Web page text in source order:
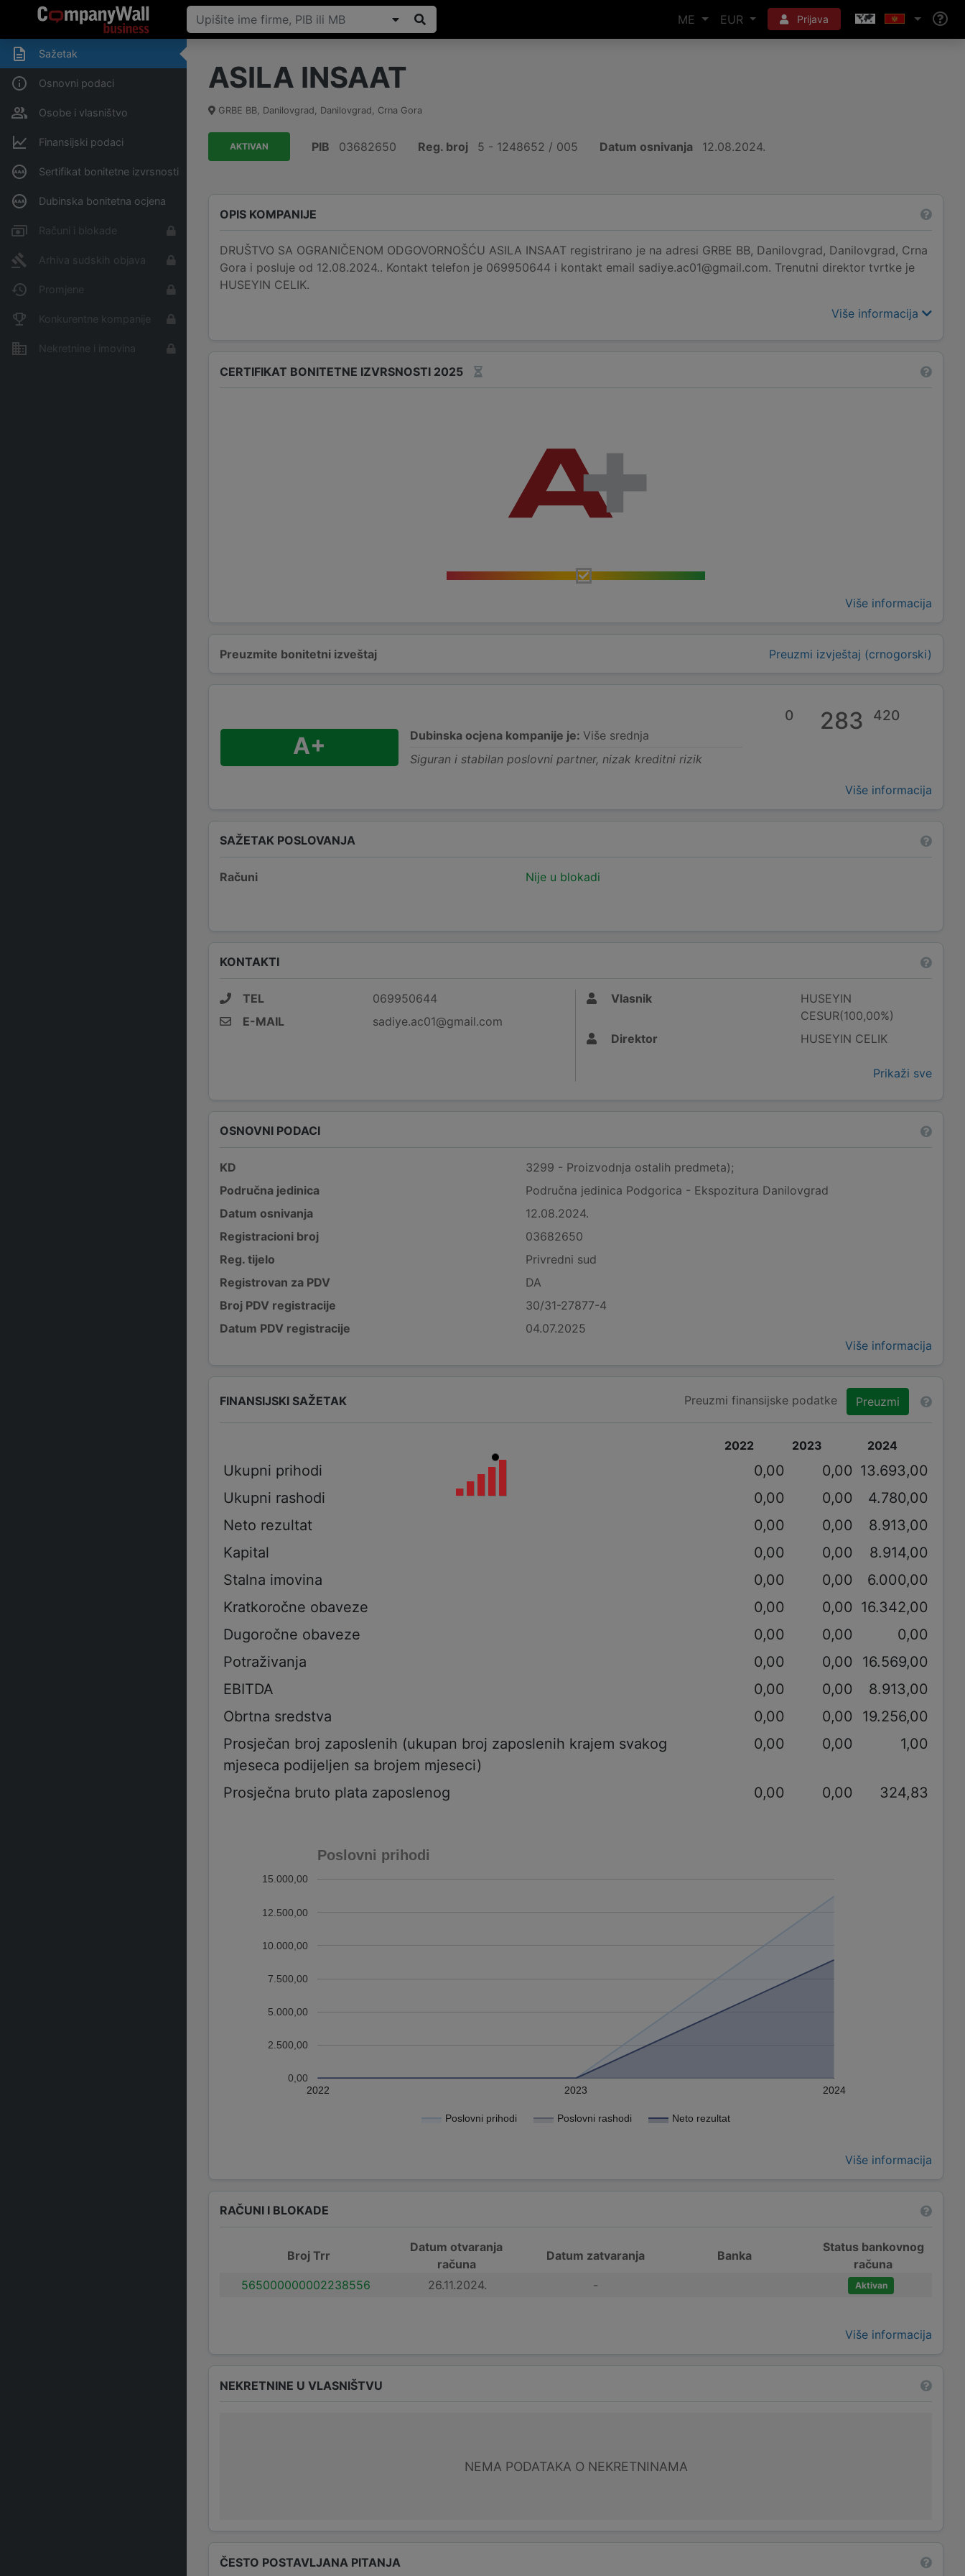
ME EUR Prijava
Sažetak
Osnovni podaci
Osobe i vlasništvo
Finansijski podaci
Sertifikat bonitetne izvrsnosti
Dubinska bonitetna ocjena
Računi i blokade
Arhiva sudskih objava
Promjene
Konkurentne kompanije
Nekretnine i imovina
ASILA INSAAT
GRBE BB, Danilovgrad, Danilovgrad, Crna Gora
AKTIVAN PIB 03682650 Reg. broj 5 - 1248652 / 005 Datum osnivanja 12.08.2024.
OPIS KOMPANIJE
DRUŠTVO SA OGRANIČENOM ODGOVORNOŠĆU ASILA INSAAT registrirano je na adresi GRBE BB, Danilovgrad, Danilovgrad, Crna
Gora i posluje od 12.08.2024.. Kontakt telefon je 069950644 i kontakt email sadiye.ac01@gmail.com. Trenutni direktor tvrtke je
HUSEYIN CELIK.
Više informacija
CERTIFIKAT BONITETNE IZVRSNOSTI 2025
Više informacija
Preuzmite bonitetni izveštaj Preuzmi izvještaj (crnogorski)
A+ Dubinska ocjena kompanije je: Više srednja
Siguran i stabilan poslovni partner, nizak kreditni rizik
0 283 420
Više informacija
SAŽETAK POSLOVANJA
Računi Nije u blokadi
KONTAKTI
TEL
069950644
E-MAIL
sadiye.ac01@gmail.com
Vlasnik
HUSEYIN
CESUR(100,00%)
Direktor
HUSEYIN CELIK
Prikaži sve
OSNOVNI PODACI
KD
3299 - Proizvodnja ostalih predmeta);
Područna jedinica
Područna jedinica Podgorica - Ekspozitura Danilovgrad
Datum osnivanja
12.08.2024.
Registracioni broj
03682650
Reg. tijelo
Privredni sud
Registrovan za PDV
DA
Broj PDV registracije
30/31-27877-4
Datum PDV registracije
04.07.2025
Više informacija
FINANSIJSKI SAŽETAK Preuzmi finansijske podatke Preuzmi
2022 2023 2024
Ukupni prihodi 0,00 0,00 13.693,00
Ukupni rashodi
0,00 0,00
4.780,00
Neto rezultat
0,00 0,00
8.913,00
Kapital
0,00 0,00
8.914,00
Stalna imovina
0,00 0,00
6.000,00
Kratkoročne obaveze
0,00 0,00 16.342,00
Dugoročne obaveze
0,00 0,00
0,00
Potraživanja
0,00 0,00
16.569,00
EBITDA
0,00 0,00
8.913,00
Obrtna sredstva
0,00 0,00
19.256,00
Prosječan broj zaposlenih (ukupan broj zaposlenih krajem svakog
mjeseca podijeljen sa brojem mjeseci)
0,00 0,00 1,00
Prosječna bruto plata zaposlenog 0,00 0,00 324,83
Poslovni prihodi
Poslovni prihodi Poslovni rashodi Neto rezultat
2022 2023 2024
0,00
2.500,00
5.000,00
7.500,00
10.000,00
12.500,00
15.000,00
Više informacija
RAČUNI I BLOKADE
Broj Trr
Datum otvaranja
računa
Datum zatvaranja Banka
Status bankovnog
računa
565000000002238556
26.11.2024. - Aktivan
Više informacija
NEKRETNINE U VLASNIŠTVU
NEMA PODATAKA O NEKRETNINAMA
ČESTO POSTAVLJANA PITANJA